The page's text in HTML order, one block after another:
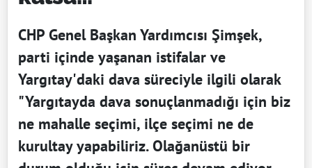
CHP Genel Başkan Yardımcısı Şimşek,
parti içinde yaşanan istifalar ve
Yargıtay'daki dava süreciyle ilgili olarak
"Yargıtayda dava sonuçlanmadığı için biz
ne mahalle seçimi, ilçe seçimi ne de
kurultay yapabiliriz. Olağanüstü bir